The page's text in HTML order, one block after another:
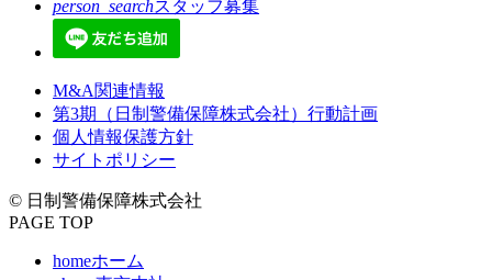
person_searchスタッフ募集
M&A関連情報
第3期（日制警備保障株式会社）行動計画
個人情報保護方針
サイトポリシー
© 日制警備保障株式会社
PAGE TOP
homeホーム